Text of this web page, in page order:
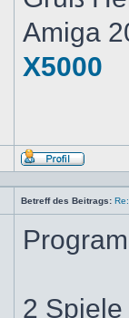
Amiga
X5000
Profil
Betreff des Beitrags:
2 Spiele